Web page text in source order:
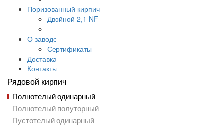
Поризованный кирпич
Двойной 2,1 NF
О заводе
Сертификаты
Доставка
Контакты
Рядовой кирпич
Полнотелый одинарный
Полнотелый полуторный
Пустотелый одинарный